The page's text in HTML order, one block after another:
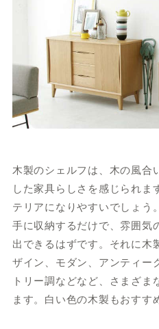
木製のシェルフは、木の風合
した家具らしさを感じられま
テリアになりやすいでしょう
手に収納するだけで、雰囲気
出できるはずです。それに木
ザイン、モダン、アンティー
トリー調などなど、さまざ
ます。白い色の木製もおすす